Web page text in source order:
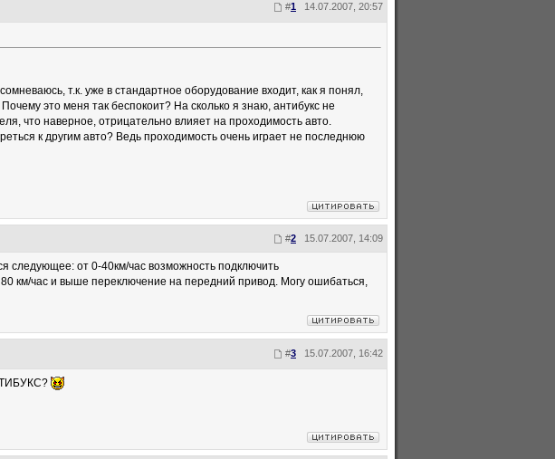
#1 14.07.2007, 20:57
т.к. уже в стандартное оборудование входит, как я понял,
это меня так беспокоит? На сколько я знаю, антибукс не
что наверное, отрицательно влияет на проходимость авто.
к другим авто? Ведь проходимость очень играет не последнюю
#2 15.07.2007, 14:09
следующее: от 0-40км/час возможность подключить
км/час и выше переключение на передний привод. Могу ошибаться,
#3 15.07.2007, 16:42